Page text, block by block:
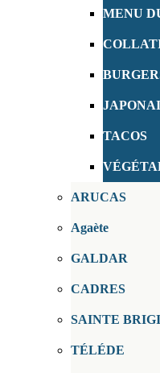
MENU
TACOS
ARUCAS
Agaète
GALDAR
CADRES
SAINTE
TÉLÉDE